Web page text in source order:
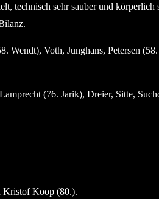
technisch sehr sauber und
Wendt), Voth, Junghans, Petersen
(76. Jarik), Dreier, Sitte,
Kristof Koop (80.).